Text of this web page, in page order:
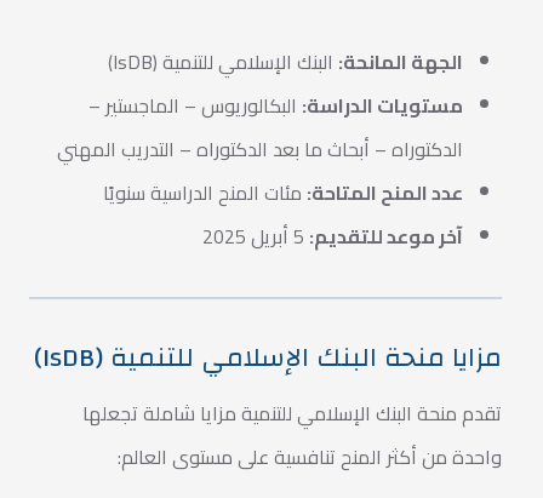
الجهة المانحة: البنك الإسلامي للتنمية (IsDB)
مستويات الدراسة: البكالوريوس – الماجستير –
الدكتوراه – أبحاث ما بعد الدكتوراه – التدريب المهني
عدد المنح المتاحة: مئات المنح الدراسية سنويًا
آخر موعد للتقديم:
مزايا منحة البنك الإسلامي للتنمية (IsDB)
تقدم منحة البنك الإسلامي للتنمية مزايا شاملة تجعلها
واحدة من أكثر المنح تنافسية على مستوى العالم: